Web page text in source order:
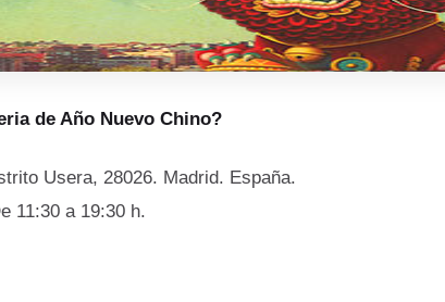
de Año Nuevo Chino?
Usera, 28026. Madrid. España.
11:30 a 19:30 h.